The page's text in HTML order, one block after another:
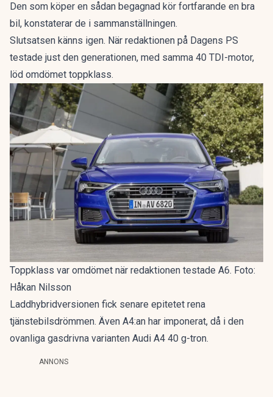
Den som köper en sådan begagnad kör fortfarande en bra
bil, konstaterar de i sammanställningen.
Slutsatsen känns igen. När redaktionen på Dagens PS
testade just den generationen, med samma 40 TDI-motor,
löd omdömet toppklass.
Toppklass var omdömet när redaktionen testade A6. Foto:
Håkan Nilsson
Laddhybridversionen fick senare epitetet rena
tjänstebilsdrömmen. Även A4:an har imponerat, då i den
ovanliga gasdrivna varianten Audi A4 40 g-tron.
ANNONS